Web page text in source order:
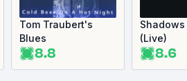
Tom Traubert's
Blues
8.8
(Live)
8.6